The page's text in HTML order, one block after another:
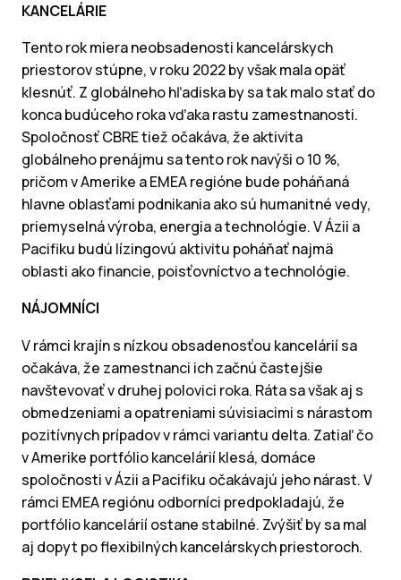
KANCELÁRIE
Tento rok miera neobsadenosti kancelárskych
priestorov stúpne, v roku 2022 by však mala opäť
klesnúť. Z globálneho hľadiska by sa tak malo stať do
konca budúceho roka vďaka rastu zamestnanosti.
Spoločnosť CBRE tiež očakáva, že aktivita
globálneho prenájmu sa tento rok navýši o 10 %,
pričom v Amerike a EMEA regióne bude poháňaná
hlavne oblasťami podnikania ako sú humanitné vedy,
priemyselná výroba, energia a technológie. V Ázii a
Pacifiku budú lízingovú aktivitu poháňať najmä
oblasti ako financie, poisťovníctvo a technológie.
NÁJOMNÍCI
V rámci krajín s nízkou obsadenosťou kancelárií sa
očakáva, že zamestnanci ich začnú častejšie
navštevovať v druhej polovici roka. Ráta sa však aj s
obmedzeniami a opatreniami súvisiacimi s nárastom
pozitívnych prípadov v rámci variantu delta. Zatiaľ čo
v Amerike portfólio kancelárií klesá, domáce
spoločnosti v Ázii a Pacifiku očakávajú jeho nárast. V
rámci EMEA regiónu odborníci predpokladajú, že
portfólio kancelárií ostane stabilné. Zvýšiť by sa mal
aj dopyt po flexibilných kancelárskych priestoroch.